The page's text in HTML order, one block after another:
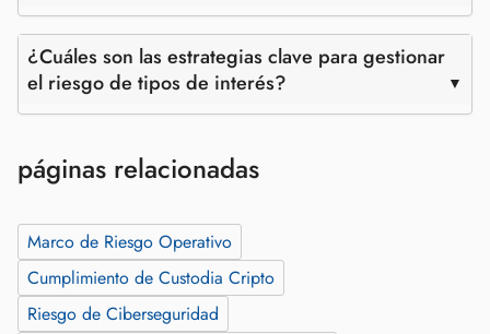
¿Cuáles son las estrategias clave para gestionar
el riesgo de tipos de interés?
páginas relacionadas
Marco de Riesgo Operativo
Cumplimiento de Custodia Cripto
Riesgo de Ciberseguridad